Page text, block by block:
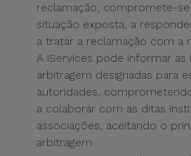
reclamação, compromete-se
situação exposta, a
a tratar a reclamação com a
A iServices pode informar as
arbitragem designadas para
autoridades,
a colaborar com as ditas
associações, aceitando o
arbitragem.